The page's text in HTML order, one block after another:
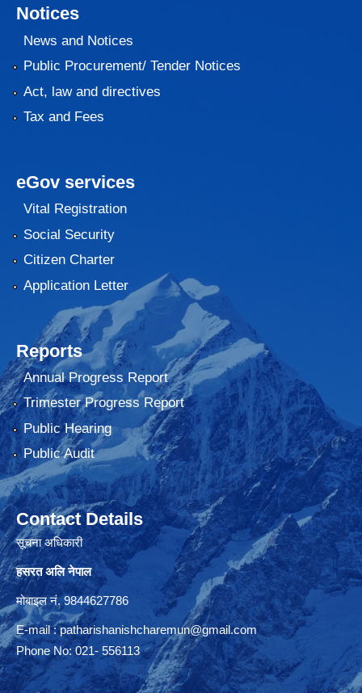
Notices
News and Notices
Public Procurement/ Tender Notices
Act, law and directives
Tax and Fees
eGov services
Vital Registration
Social Security
Citizen Charter
Application Letter
Reports
Annual Progress Report
Trimester Progress Report
Public Hearing
Public Audit
Contact Details
सूचना अधिकारी
हसरत अलि नेपाल
मोबाइल नं. 9844627786
E-mail :patharishanishcharemun@gmail.com
Phone No: 021- 556113